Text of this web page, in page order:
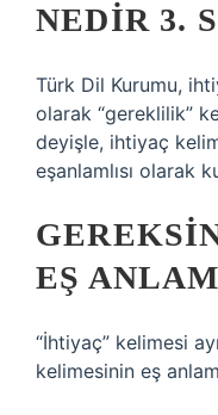
NEDIR 3.
Türk Dil Kurumu,
olarak “gereklilik”
deyişle, ihtiyaç
eşanlamlısı olarak
EŞ
“İhtiyaç” kelimesi
kelimesinin eş